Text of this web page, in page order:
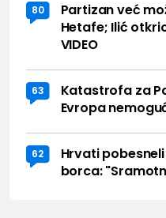
80
Partizan već
Hetafe; Ilić
VIDEO
63
Katastrofa za
Evropa
62
Hrvati
borca: